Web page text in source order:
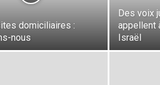
domiciliaires :
nous
Des voix
appellent
Israël